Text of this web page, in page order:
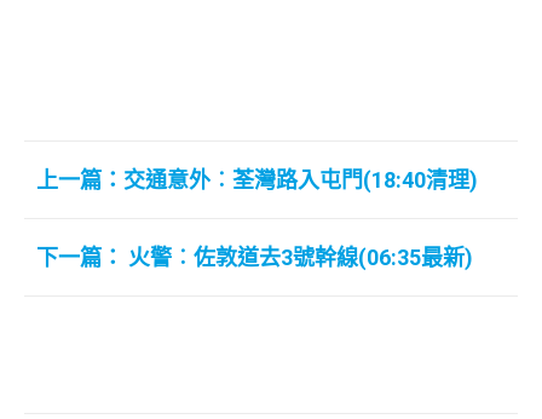
上一篇：交通意外︰荃灣路入屯門(18:40清理)
下一篇： 火警︰佐敦道去3號幹線(06:35最新)